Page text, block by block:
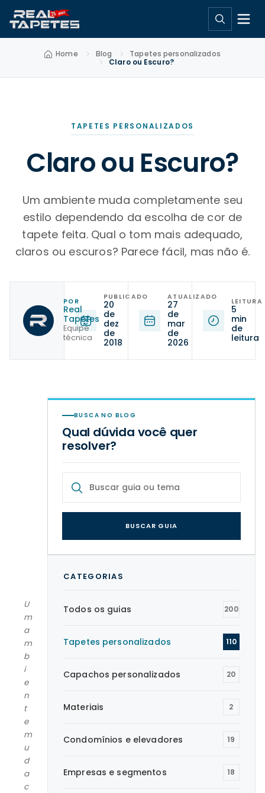
Home Blog
Tapetes personalizados
Claro ou Escuro?
TAPETES PERSONALIZADOS
Claro ou Escuro?
Um ambiente muda completamente seu
estilo dependendo da escolha de cor de
tapete feita. Qual o tom mais adequado,
claros ou escuros? Parece fácil, mas não é.
POR
Real
Tapetes
Equipe
técnica
PUBLICADO
20
de
dez
de
2018
ATUALIZADO
27
de
mar
de
2026
LEITURA
5
min
de
leitura
U
m
a
m
b
i
e
n
t
e
m
u
d
a
c
BUSCA NO BLOG
Qual dúvida você quer
resolver?
BUSCAR GUIA
CATEGORIAS
Todos os guias 200
Tapetes personalizados 110
Capachos personalizados 20
Materiais 2
Condomínios e elevadores 19
Empresas e segmentos 18